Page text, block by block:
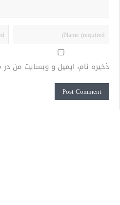
ذخیره نام، ایمیل و وبسایت من